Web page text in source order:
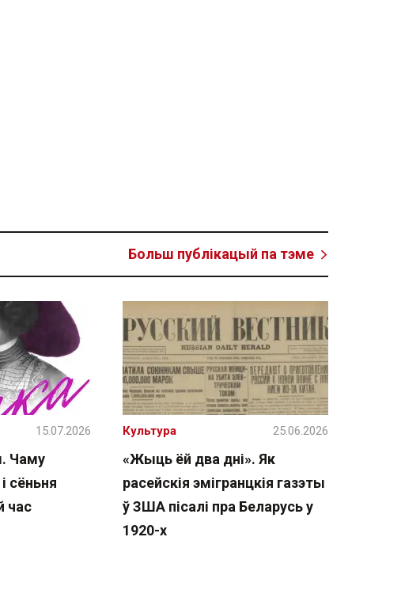
Больш публікацый па тэме
Чаму
сёньня
час
15.07.2026
«Жыць ёй два дні». Як
расейскія эмігранцкія газэты
ў ЗША пісалі пра Беларусь у
1920-х
Культура 25.06.2026